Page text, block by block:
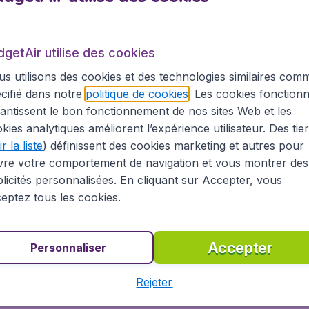
de New York
billets d’avion, en temps réel, de compagnies
ceux des compagnies aériennes low-cost telles
à destination des Etats-Unis, parmi plus de
« recherches » et vous obtiendrez directement un
parmi les tarifs les plus compétitifs du marché.
sur BudgetAir.fr, voyagez à un prix compétitif vers
utilise des cookies
utilisons des cookies et des technologies similaires
dans notre politique de cookies . Les cookies
le bon fonctionnement de nos sites Web et les
analytiques améliorent l’expérience utilisateur. Des
la liste) définissent des cookies marketing et autres pour
votre comportement de navigation et vous montrer des
personnalisées. En cliquant sur Accepter, vous
tous les cookies.
Accepter
Personnaliser
Rejeter